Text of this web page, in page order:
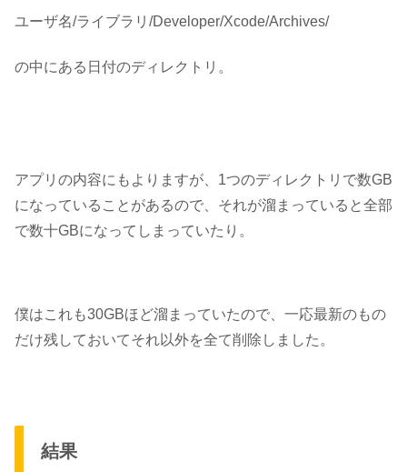
ユーザ名/ライブラリ/Developer/Xcode/Archives/
の中にある日付のディレクトリ。
アプリの内容にもよりますが、1つのディレクトリで数GB
になっていることがあるので、それが溜まっていると全部
で数十GBになってしまっていたり。
僕はこれも30GBほど溜まっていたので、一応最新のもの
だけ残しておいてそれ以外を全て削除しました。
結果